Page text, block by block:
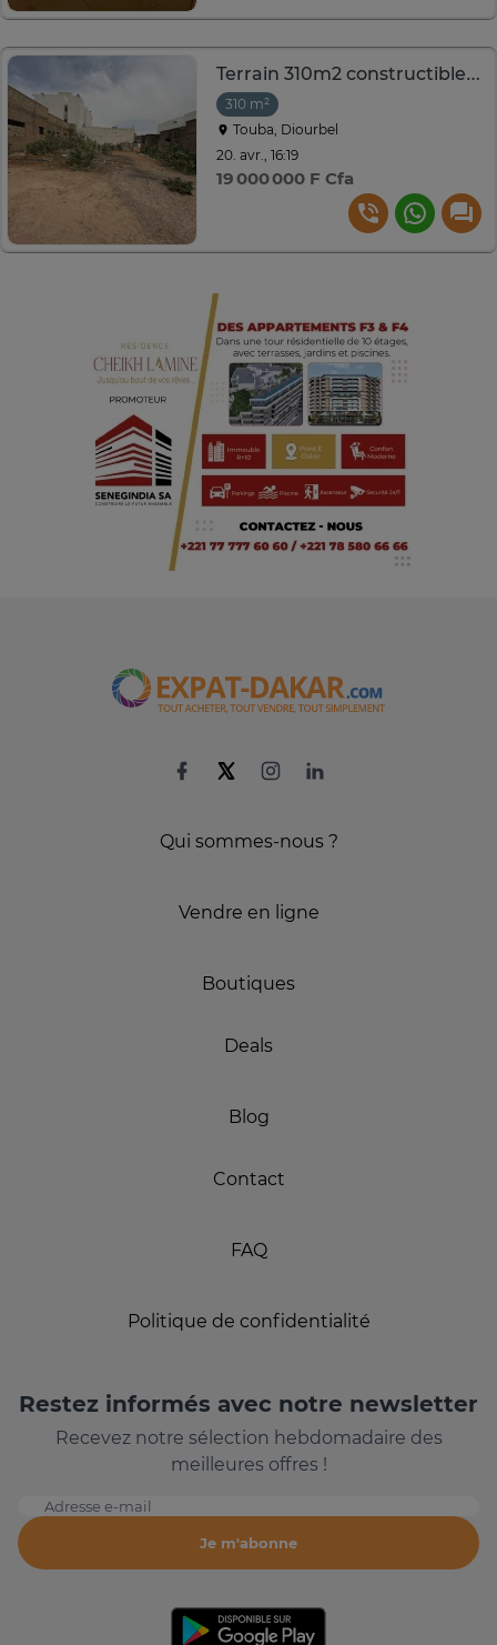
Terrain 310m2 constructible derrière Sonatel Touba
310 m²
Touba, Diourbel
20. avr., 16:19
19 000 000 F Cfa
Qui sommes-nous ?
Vendre en ligne
Boutiques
Deals
Blog
Contact
FAQ
Politique de confidentialité
Restez informés avec notre newsletter
Recevez notre sélection hebdomadaire des
meilleures offres !
Adresse e-mail
Je m'abonne